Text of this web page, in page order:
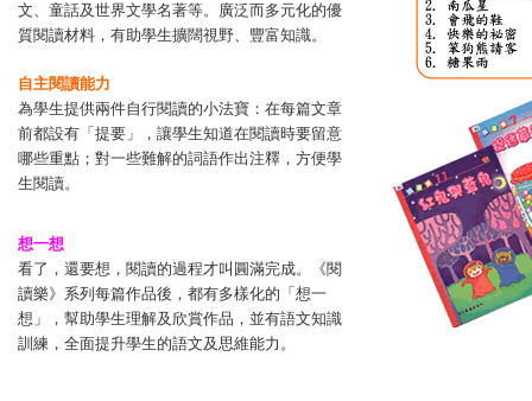
文、童話及世界文學名著等。廣泛而多元化的優
質閱讀材料，有助學生擴闊視野、豐富知識。
自主閱讀能力
為學生提供兩件自行閱讀的小法寶：在每篇文章
前都設有「提要」，讓學生知道在閱讀時要留意
哪些重點；對一些難解的詞語作出注釋，方便學
生閱讀。
想一想
看了，還要想，閱讀的過程才叫圓滿完成。《閱
讀樂》系列每篇作品後，都有多樣化的「想一
想」，幫助學生理解及欣賞作品，並有語文知識
訓練，全面提升學生的語文及思維能力。